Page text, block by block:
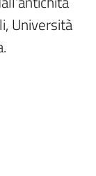
Università